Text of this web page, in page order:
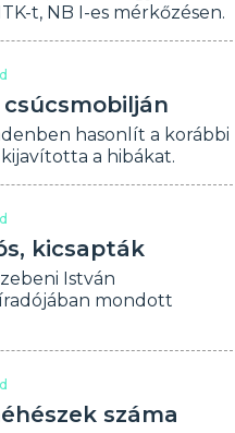
t, NB I-es mérkőzésen.
hasonlít a korábbi
a hibákat.
kicsapták
István
mondott
száma